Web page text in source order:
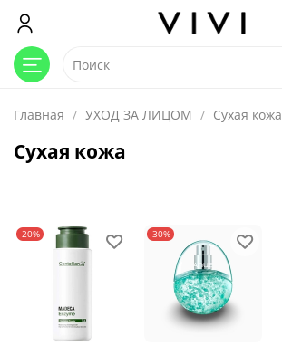
Главная УХОД ЗА ЛИЦОМ Сухая кожа
Сухая кожа
-20% -30%